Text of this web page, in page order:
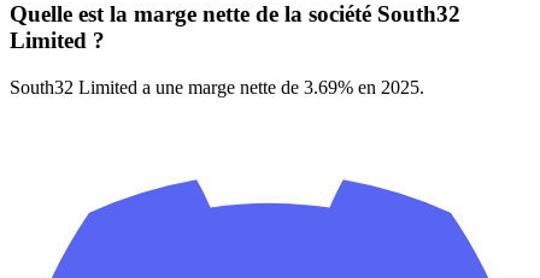
Quelle est la marge nette de la société South32
Limited ?
South32 Limited a une marge nette de 3.69% en 2025.